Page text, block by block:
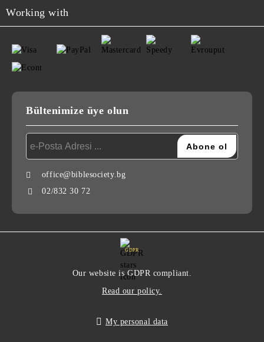
Working with
Bültenimize üye olun
office@biblesociety.bg
02/832 30 72
GDPR
Our website is GDPR compliant.
Read our policy.
My personal data